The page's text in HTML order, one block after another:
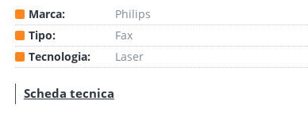
Marca:
Philips
Tipo:
Fax
Tecnologia:
Laser
Scheda tecnica